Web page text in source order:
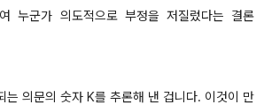
누군가 의도적으로 부정을 저질렀다는 결론
는 의문의 숫자 K를 추론해 낸 겁니다. 이것이 만